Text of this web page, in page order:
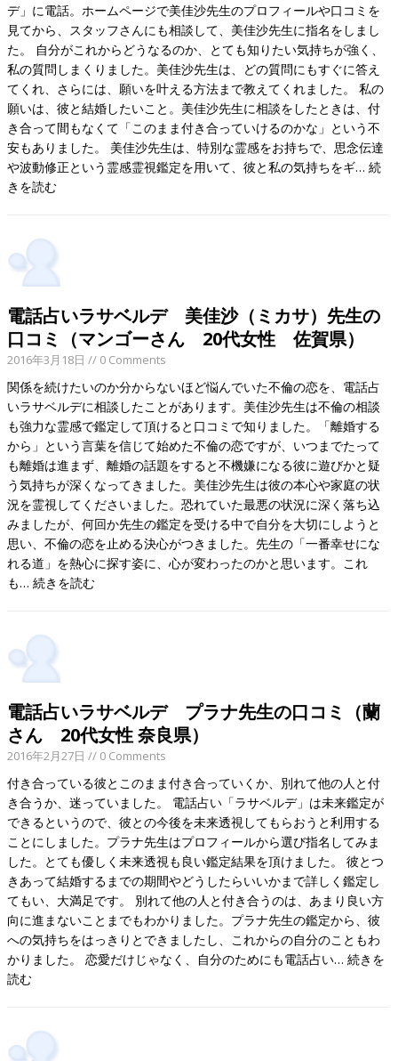
デ」に電話。ホームページで美佳沙先生のプロフィールや口コミを
見てから、スタッフさんにも相談して、美佳沙先生に指名をしまし
た。 自分がこれからどうなるのか、とても知りたい気持ちが強く、
私の質問しまくりました。美佳沙先生は、どの質問にもすぐに答え
てくれ、さらには、願いを叶える方法まで教えてくれました。 私の
願いは、彼と結婚したいこと。美佳沙先生に相談をしたときは、付
き合って間もなくて「このまま付き合っていけるのかな」という不
安もありました。 美佳沙先生は、特別な霊感をお持ちで、思念伝達
や波動修正という霊感霊視鑑定を用いて、彼と私の気持ちをギ…続
きを読む
電話占いラサベルデ 美佳沙（ミカサ）先生の
口コミ（マンゴーさん 20代女性 佐賀県）
2016年3月18日 // 0 Comments
関係を続けたいのか分からないほど悩んでいた不倫の恋を、電話占
いラサベルデに相談したことがあります。美佳沙先生は不倫の相談
も強力な霊感で鑑定して頂けると口コミで知りました。「離婚する
から」という言葉を信じて始めた不倫の恋ですが、いつまでたって
も離婚は進まず、離婚の話題をすると不機嫌になる彼に遊びかと疑
う気持ちが深くなってきました。美佳沙先生は彼の本心や家庭の状
況を霊視してくださいました。恐れていた最悪の状況に深く落ち込
みましたが、何回か先生の鑑定を受ける中で自分を大切にしようと
思い、不倫の恋を止める決心がつきました。先生の「一番幸せにな
れる道」を熱心に探す姿に、心が変わったのかと思います。これ
も…続きを読む
電話占いラサベルデ プラナ先生の口コミ（蘭
さん 20代女性 奈良県）
2016年2月27日 // 0 Comments
付き合っている彼とこのまま付き合っていくか、別れて他の人と付
き合うか、迷っていました。 電話占い「ラサベルデ」は未来鑑定が
できるというので、彼との今後を未来透視してもらおうと利用する
ことにしました。プラナ先生はプロフィールから選び指名してみま
した。とても優しく未来透視も良い鑑定結果を頂けました。 彼とつ
きあって結婚するまでの期間やどうしたらいいかまで詳しく鑑定し
てもい、大満足です。 別れて他の人と付き合うのは、あまり良い方
向に進まないことまでもわかりました。プラナ先生の鑑定から、彼
への気持ちをはっきりとできましたし、これからの自分のこともわ
かりました。 恋愛だけじゃなく、自分のためにも電話占い…続きを
読む